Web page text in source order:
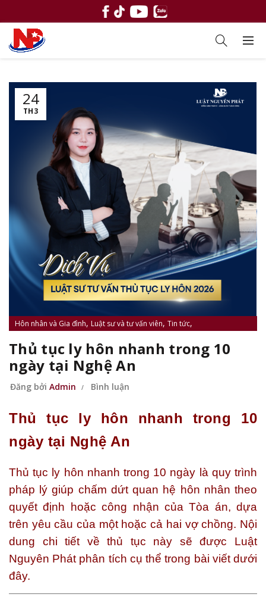
24
TH3
Hôn nhân và Gia đình, Luật sư và tư vấn viên, Tin tức,
Thủ tục ly hôn nhanh trong 10
ngày tại Nghệ An
Đăng bởi Admin Bình luận
Thủ tục ly hôn nhanh trong 10
ngày tại Nghệ An
Thủ tục ly hôn nhanh trong 10 ngày là quy trình
pháp lý giúp chấm dứt quan hệ hôn nhân theo
quyết định hoặc công nhận của Tòa án, dựa
trên yêu cầu của một hoặc cả hai vợ chồng. Nội
dung chi tiết về thủ tục này sẽ được Luật
Nguyên Phát phân tích cụ thể trong bài viết dưới
đây.